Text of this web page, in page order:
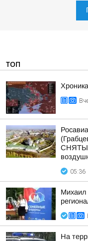
ТОП
СНЯТЫ
05:36
Михаил
На